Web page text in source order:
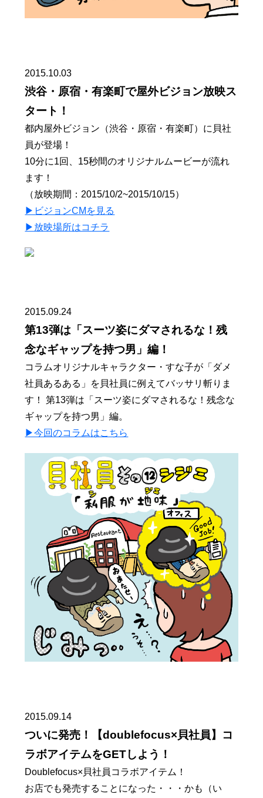
2015.10.03
渋谷・原宿・有楽町で屋外ビジョン放映ス
タート！
都内屋外ビジョン（渋谷・原宿・有楽町）に貝社
員が登場！
10分に1回、15秒間のオリジナルムービーが流れ
ます！
（放映期間：2015/10/2~2015/10/15）
▶︎ビジョンCMを見る
▶︎放映場所はコチラ
2015.09.24
第13弾は「スーツ姿にダマされるな！残
念なギャップを持つ男」編！
コラムオリジナルキャラクター・すな子が「ダメ
社員あるある」を貝社員に例えてバッサリ斬りま
す！ 第13弾は「スーツ姿にダマされるな！残念な
ギャップを持つ男」編。
▶︎今回のコラムはこちら
2015.09.14
ついに発売！【doublefocus×貝社員】コ
ラボアイテムをGETしよう！
Doublefocus×貝社員コラボアイテム！
お店でも発売することになった・・・かも（い